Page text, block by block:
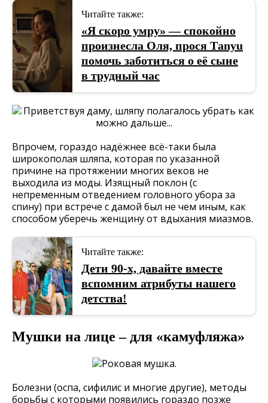
Читайте также:
«Я скоро умру» — спокойно
произнесла Оля, прося Тanyu
помочь заботиться о её сыне
в трудный час
Впрочем, гораздо надёжнее всё-таки была
широкополая шляпа, которая по указанной
причине на протяжении многих веков не
выходила из моды. Изящный поклон (с
непременным отведением головного убора за
спину) при встрече с дамой был не чем иным, как
способом уберечь женщину от вдыхания миазмов.
Читайте также:
Дети 90-х, давайте вместе
вспомним атрибуты нашего
детства!
Мушки на лице – для «камуфляжа»
Болезни (оспа, сифилис и многие другие), методы
борьбы с которыми появились гораздо позже